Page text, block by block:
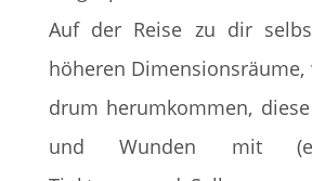
Auf der Reise zu dir
höheren
drum herumkommen,
und Wunden mit